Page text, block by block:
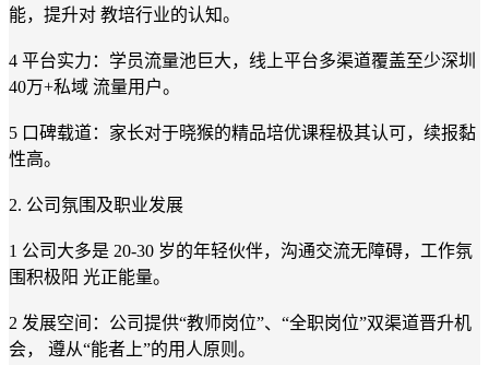
能，提升对 教培行业的认知。
4 平台实力：学员流量池巨大，线上平台多渠道覆盖至少深圳
40万+私域 流量用户。
5 口碑载道：家长对于晓猴的精品培优课程极其认可，续报黏
性高。
2. 公司氛围及职业发展
1 公司大多是 20-30 岁的年轻伙伴，沟通交流无障碍，工作氛
围积极阳 光正能量。
2 发展空间：公司提供“教师岗位”、“全职岗位”双渠道晋升机
会， 遵从“能者上”的用人原则。